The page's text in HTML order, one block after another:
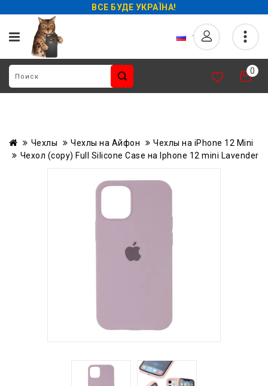
ВСЕ БУДЕ УКРАЇНА!
0
Чехлы Чехлы на Айфон
Чехлы на iPhone 12 Mini
Чехол (copy) Full Silicone Case на Iphone 12 mini Lavender